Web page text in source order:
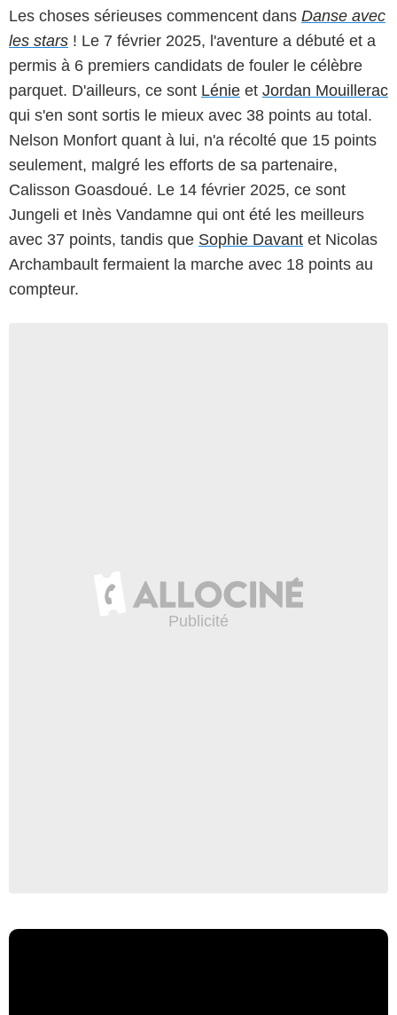
Les choses sérieuses commencent dans Danse avec
les stars ! Le 7 février 2025, l'aventure a débuté et a
permis à 6 premiers candidats de fouler le célèbre
parquet. D'ailleurs, ce sont Lénie et Jordan Mouillerac
qui s'en sont sortis le mieux avec 38 points au total.
Nelson Monfort quant à lui, n'a récolté que 15 points
seulement, malgré les efforts de sa partenaire,
Calisson Goasdoué. Le 14 février 2025, ce sont
Jungeli et Inès Vandamne qui ont été les meilleurs
avec 37 points, tandis que Sophie Davant et Nicolas
Archambault fermaient la marche avec 18 points au
compteur.